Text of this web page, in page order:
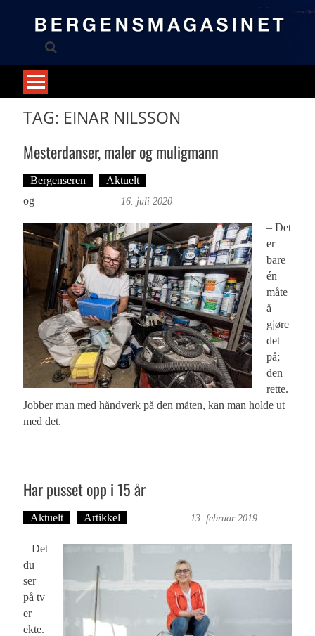
TAG: EINAR NILSSON
Mesterdanser, maler og muligmann
Bergenseren Aktuelt
og
16. juli 2020
– Det
er
bare
én
måte
å
gjøre
det
på;
den
rette.
Jobber man med håndverk på den måten, kan man holde ut
med det.
Har pusset opp i 15 år
Aktuelt Artikkel 13. februar 2019
– Det
du
ser
på tv
er
ekte.